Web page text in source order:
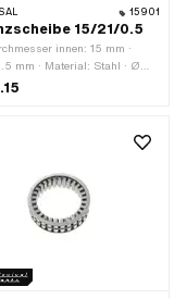
15901
15/21/0.5
innen: 15 mm ·
mm · Material: Stahl · Ø
mm · Ø innen: 15 mm ·